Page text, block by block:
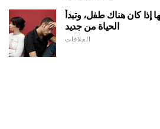
إذا كان هناك طفل، وتبدأ
الحياة من جديد
العلاقات